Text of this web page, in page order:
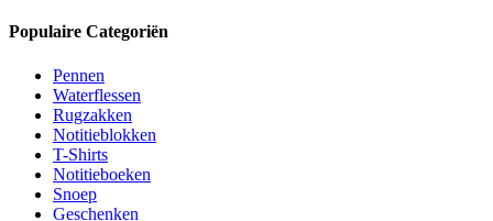
Populaire Categoriën
Pennen
Waterflessen
Rugzakken
Notitieblokken
T-Shirts
Notitieboeken
Snoep
Geschenken